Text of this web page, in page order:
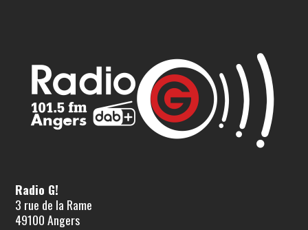
Radio G!
3 rue de la Rame
49100 Angers